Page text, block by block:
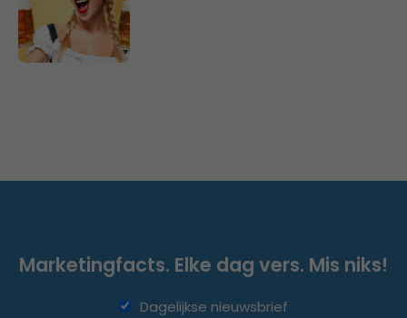
Marketingfacts. Elke dag vers. Mis niks!
Dagelijkse nieuwsbrief